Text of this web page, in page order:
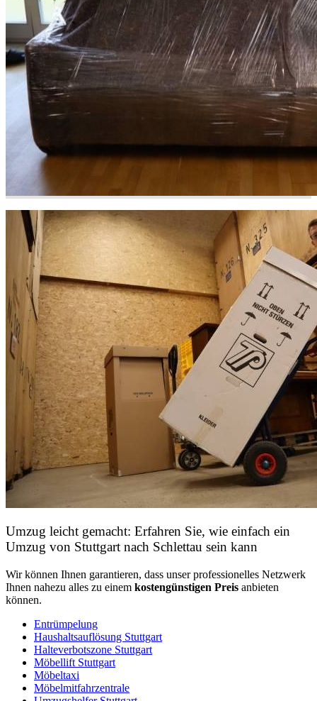
Umzug leicht gemacht: Erfahren Sie, wie einfach ein
Umzug von Stuttgart nach Schlettau sein kann
Wir können Ihnen garantieren, dass unser professionelles Netzwerk
Ihnen nahezu alles zu einem kostengünstigen Preis anbieten
können.
Entrümpelung
Haushaltsauflösung Stuttgart
Halteverbotszone Stuttgart
Möbellift Stuttgart
Möbeltaxi
Möbelmitfahrzentrale